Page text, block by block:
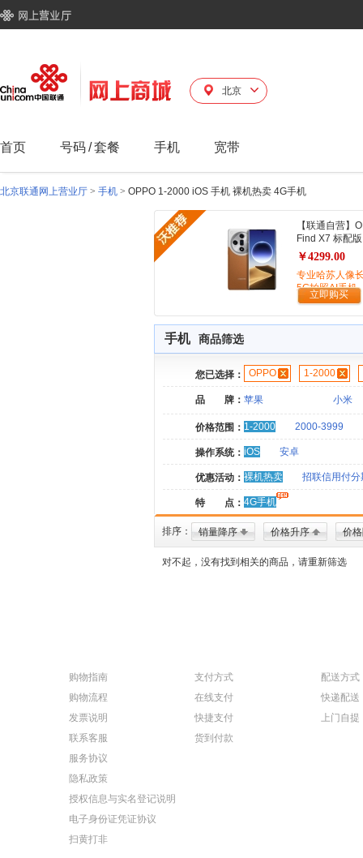
北京
首页 号码/套餐 手机 宽带
北京联通网上营业厅 > 手机 > OPPO 1-2000 iOS 手机 裸机热卖 4G手机
【联通自营】
Find X7 标配版
￥4299.00
专业哈苏人像
5G拍照AI手机
立即购买
手机 商品筛选
您已选择： OPPO 1-2000
品 牌： 苹果 小米
价格范围： 1-2000 2000-3999
操作系统： iOS 安卓
优惠活动： 裸机热卖 招联信用付分
特 点： 4G手机
排序： 销量降序 价格升序 价
对不起，没有找到相关的商品，请重新筛选
购物指南
购物流程
发票说明
联系客服
服务协议
隐私政策
授权信息与实名登记说明
电子身份证凭证协议
扫黄打非
支付方式
在线支付
快捷支付
货到付款
配送方式
快递配送
上门自提